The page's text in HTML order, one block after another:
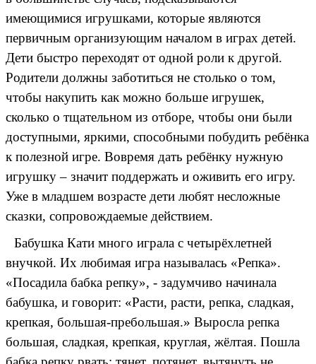
имеющимися игрушками, которые являются
первичным организующим началом в играх детей.
Дети быстро переходят от одной роли к другой.
Родители должны заботиться не столько о том,
чтобы накупить как можно больше игрушек,
сколько о тщательном из отборе, чтобы они были
доступными, яркими, способными побудить ребёнка
к полезной игре. Вовремя дать ребёнку нужную
игрушку – значит поддержать и оживить его игру.
Уже в младшем возрасте дети любят несложные
сказки, сопровождаемые действием.
Бабушка Кати много играла с четырёхлетней
внучкой. Их любимая игра называлась «Репка».
«Посадила бабка репку», - задумчиво начинала
бабушка, и говорит: «Расти, расти, репка, сладкая,
крепкая, большая-пребольшая.» Выросла репка
большая, сладкая, крепкая, круглая, жёлтая. Пошла